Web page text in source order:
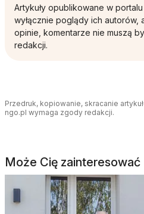
Artykuły opublikowane w
wyłącznie poglądy ich autorów,
opinie, komentarze nie muszą
redakcji.
Przedruk, kopiowanie, skracanie
ngo.pl wymaga zgody redakcji.
Może Cię zainteresować